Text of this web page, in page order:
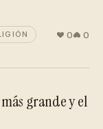
0 0
grande y el